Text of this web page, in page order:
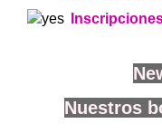
Nuestros